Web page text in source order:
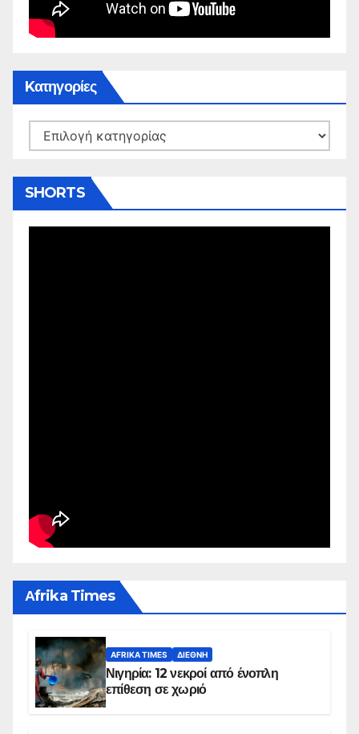
Kατηγορίες
Kατηγορίες
SHORTS
Αfrika Times
AFRIKA TIMES ΔΙΕΘΝΉ
Νιγηρία: 12 νεκροί από ένοπλη
επίθεση σε χωριό